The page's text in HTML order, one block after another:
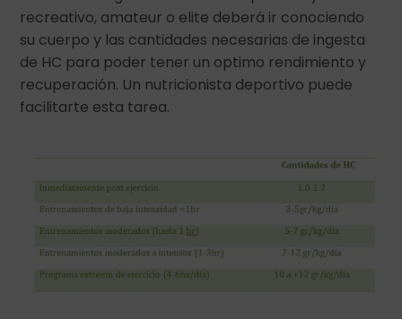
recreativo, amateur o elite deberá ir conociendo
su cuerpo y las cantidades necesarias de ingesta
de HC para poder tener un optimo rendimiento y
recuperación. Un nutricionista deportivo puede
facilitarte esta tarea.